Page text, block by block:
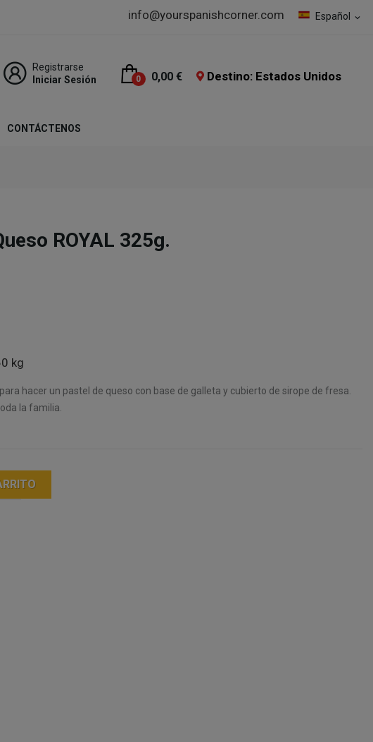
Español expand_more
info@yourspanishcorner.com
Registrarse
Iniciar Sesión
0 0,00 € Destino: Estados Unidos
CONTÁCTENOS
ROYAL 325g.
kg
hacer un pastel de queso con base de galleta y cubierto de sirope de fresa.
la familia.